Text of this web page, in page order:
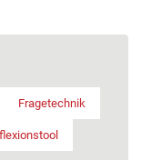
Fragetechnik